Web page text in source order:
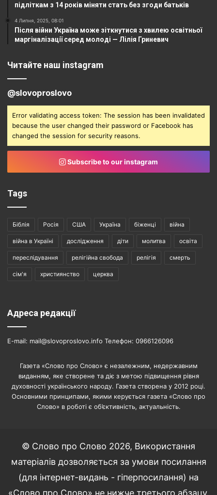
підліткам з 14 років міняти стать без згоди батьків
4 Липня, 2025, 08:01
Після війни Україна може зіткнутися з хвилею освітньої
маргіналізації серед молоді — Лілія Гриневич
Читайте наш instagram
@slovoproslovo
Error validating access token: The session has been invalidated
because the user changed their password or Facebook has
changed the session for security reasons.
Subscribe to our instagram
Tags
Біблія Росія США Україна біженці війна
війна в Україні дослідження діти молитва освіта
переслідування релігійна свобода релігія смерть
сім'я християнство церква
Адреса редакції
E-mail: mail@slovoproslovo.info Телефон: 0966126096
Газета «Слово про Слово» є незалежним, недержавним
виданням, яке створене та діє з метою підвищення рівня
духовності українського народу. Газета створена у 2012 році.
Основними принципами, якими керується газета «Слово про
Слово» в роботі є об’єктивність, актуальність.
© Слово про Слово 2026, Використання
матеріалів дозволяється за умови посилання
(для інтернет-видань - гіперпосилання) на
«Слово про Слово» не нижче третього абзацу.